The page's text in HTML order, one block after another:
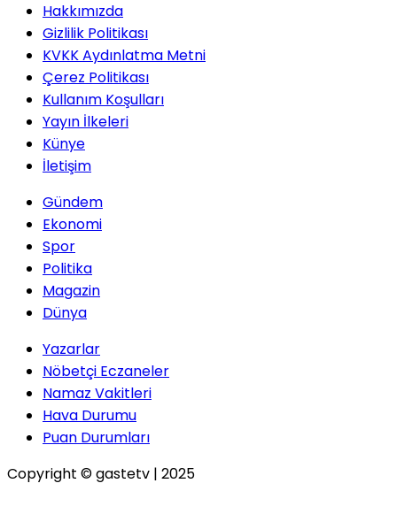
Hakkımızda
Gizlilik Politikası
KVKK Aydınlatma Metni
Çerez Politikası
Kullanım Koşulları
Yayın İlkeleri
Künye
İletişim
Gündem
Ekonomi
Spor
Politika
Magazin
Dünya
Yazarlar
Nöbetçi Eczaneler
Namaz Vakitleri
Hava Durumu
Puan Durumları
Copyright © gastetv | 2025